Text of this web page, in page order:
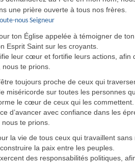
une prière ouverte à tous nos frères.
nous Seigneur
ton Église appelée à témoigner de
Esprit Saint sur les croyants.
leur cœur et fortifie leurs actions, afin
te prions.
toujours proche de ceux qui
miséricorde sur toutes les personnes
le cœur de ceux qui les commettent.
d’avancer avec confiance dans les
te prions.
la vie de tous ceux qui travaillent
la paix entre les peuples.
des responsabilités politiques,